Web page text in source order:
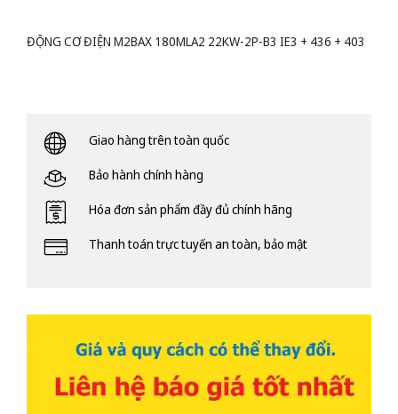
ĐỘNG CƠ ĐIỆN M2BAX 180MLA2 22KW-2P-B3 IE3 + 436 + 403
Giao hàng trên toàn quốc
Bảo hành chính hàng
Hóa đơn sản phẩm đầy đủ chính hãng
Thanh toán trực tuyến an toàn, bảo mật